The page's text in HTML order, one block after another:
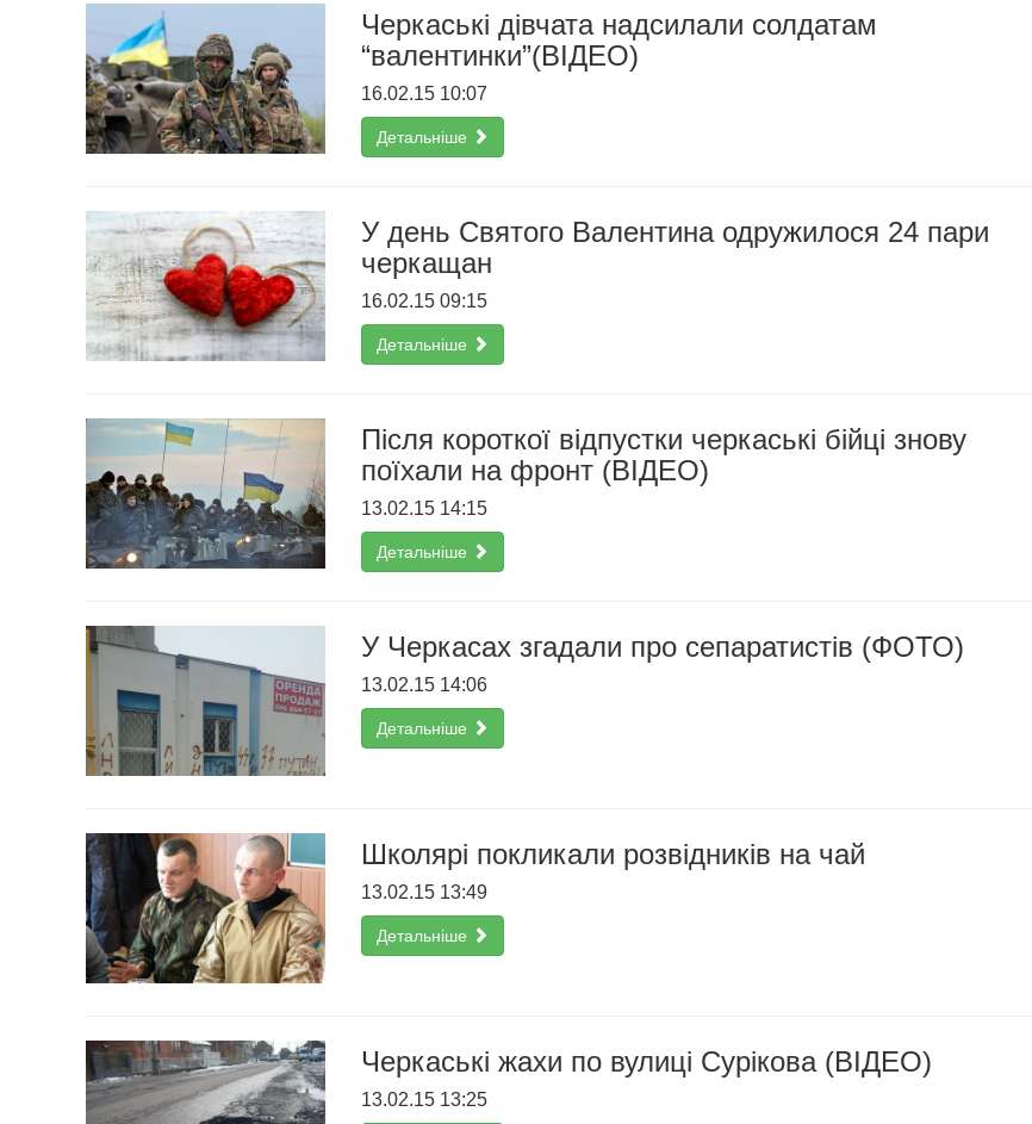
Черкаські дівчата надсилали солдатам
“валентинки”(ВІДЕО)
16.02.15 10:07
Детальніше
У день Святого Валентина одружилося 24 пари
черкащан
16.02.15 09:15
Детальніше
Після короткої відпустки черкаські бійці знову
поїхали на фронт (ВІДЕО)
13.02.15 14:15
Детальніше
У Черкасах згадали про сепаратистів (ФОТО)
13.02.15 14:06
Детальніше
Школярі покликали розвідників на чай
13.02.15 13:49
Детальніше
Черкаські жахи по вулиці Сурікова (ВІДЕО)
13.02.15 13:25